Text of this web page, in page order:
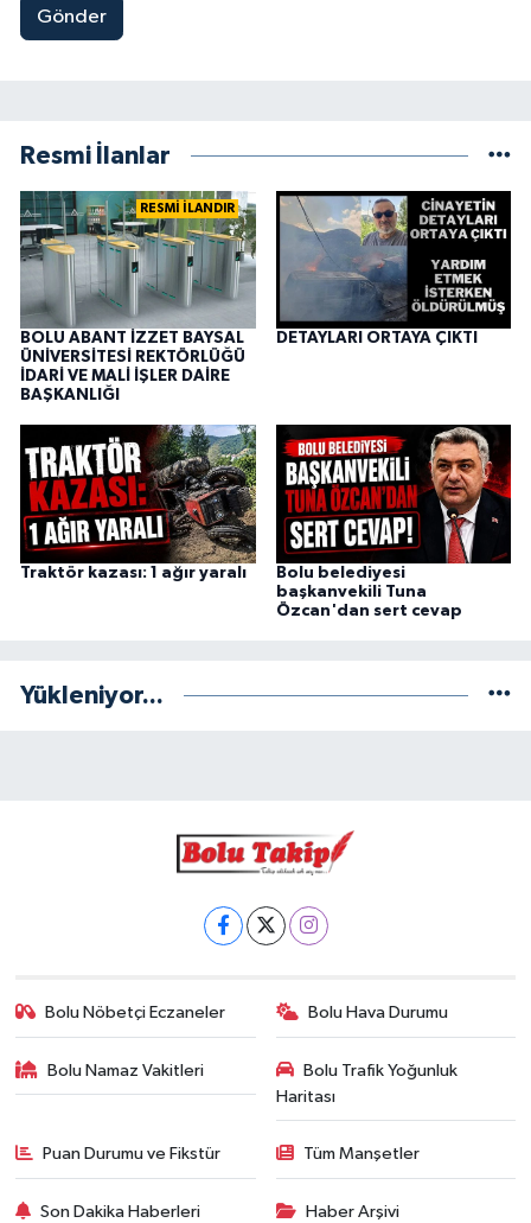
Gönder
Resmi İlanlar
RESMİ İLANDIR
BOLU ABANT İZZET BAYSAL
ÜNİVERSİTESİ REKTÖRLÜĞÜ
İDARİ VE MALİ İŞLER DAİRE
BAŞKANLIĞI
DETAYLARI ORTAYA ÇIKTI
Traktör kazası: 1 ağır yaralı
Bolu belediyesi
başkanvekili Tuna
Özcan'dan sert cevap
Yükleniyor...
Bolu Nöbetçi Eczaneler Bolu Hava Durumu
Bolu Namaz Vakitleri
Bolu Trafik Yoğunluk
Haritası
Puan Durumu ve Fikstür Tüm Manşetler
Son Dakika Haberleri Haber Arşivi